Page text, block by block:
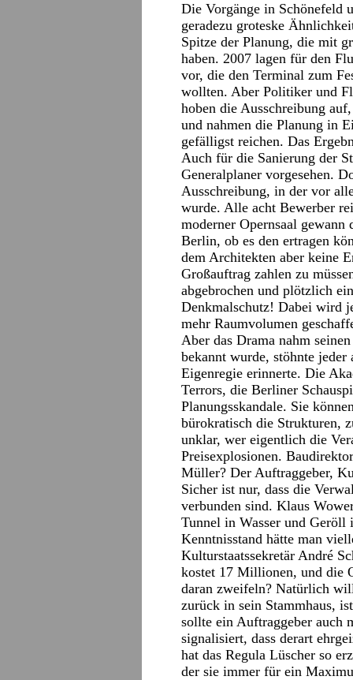
Die Vorgänge in Schönefeld
geradezu groteske
Spitze der Planung, die mit
haben. 2007 lagen für den
vor, die den Terminal zum
wollten. Aber Politiker und
hoben die Ausschreibung
und nahmen die Planung in
gefälligst reichen. Das
Auch für die Sanierung der
Generalplaner vorgesehen.
Ausschreibung, in der vor
wurde. Alle acht Bewerber
moderner Opernsaal
Berlin, ob es den ertragen
dem Architekten aber keine
Großauftrag zahlen zu
abgebrochen und plötzlich
Denkmalschutz! Dabei wird
mehr Raumvolumen
Aber das Drama nahm
bekannt wurde, stöhnte
Eigenregie erinnerte. Die
Terrors, die Berliner
Planungsskandale. Sie
bürokratisch die Strukturen,
unklar, wer eigentlich die
Preisexplosionen.
Müller? Der Auftraggeber,
Sicher ist nur, dass die
verbunden sind. Klaus
Tunnel in Wasser und Geröll
Kenntnisstand hätte man
Kulturstaatssekretär André
kostet 17 Millionen, und die
daran zweifeln? Natürlich
zurück in sein Stammhaus,
sollte ein Auftraggeber auch
signalisiert, dass derart
hat das Regula Lüscher so
der sie immer für ein